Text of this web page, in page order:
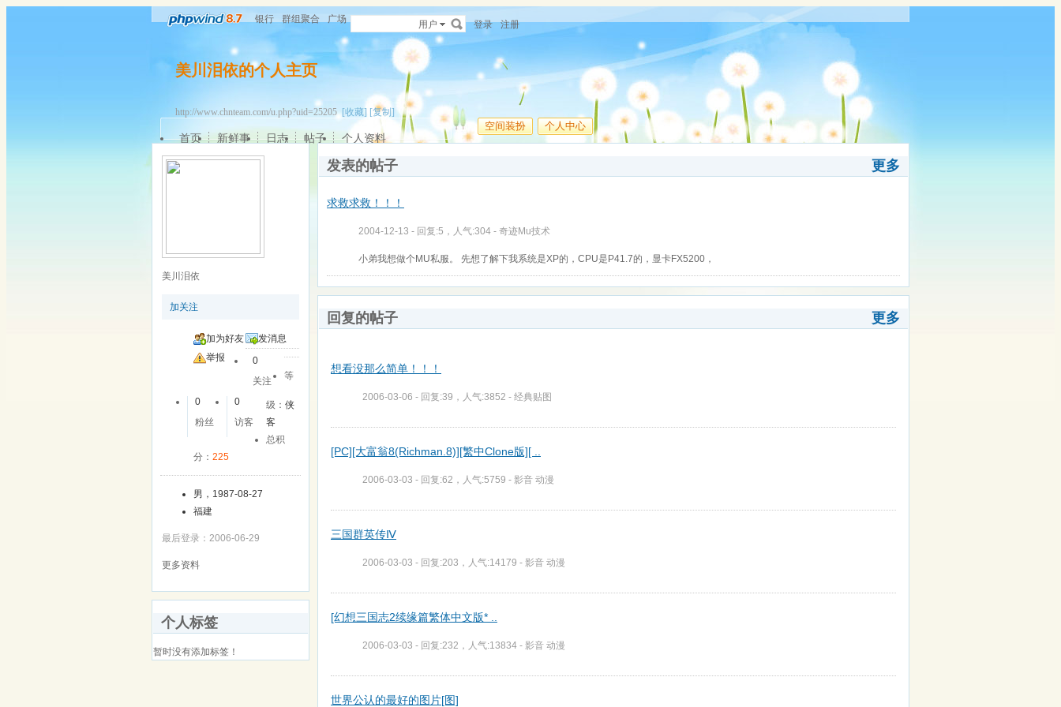
银行 群组聚合 广场 用户 登录 注册
美川泪依的个人主页
http://www.chnteam.com/u.php?uid=25205[收藏] [复制]
空间装扮 个人中心
首页 新鲜事 日志 帖子 个人资料
美川泪依
加关注
加为好友
发消息
举报
0
关注
0
粉丝
0
访客
等
级：侠
客
总积
分： 225
男，1987-08-27
福建
最后登录：2006-06-29
更多资料
个人标签
暂时没有添加标签！
更多
发表的帖子
求救求救！！！
2004-12-13 - 回复:5，人气:304 - 奇迹Mu技术
小弟我想做个MU私服。 先想了解下我系统是XP的，CPU是P41.7的，显卡FX5200，
更多
回复的帖子
想看没那么简单！！！
2006-03-06 - 回复:39，人气:3852 - 经典贴图
[PC][大富翁8(Richman.8)][繁中Clone版][ ..
2006-03-03 - 回复:62，人气:5759 - 影音 动漫
三国群英传Ⅳ
2006-03-03 - 回复:203，人气:14179 - 影音 动漫
[幻想三国志2续缘篇繁体中文版* ..
2006-03-03 - 回复:232，人气:13834 - 影音 动漫
世界公认的最好的图片[图]